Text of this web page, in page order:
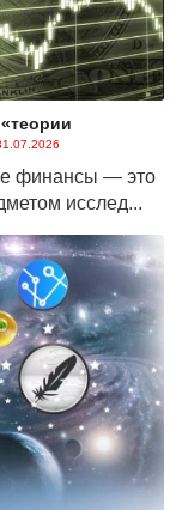
финансы — это
исслед...